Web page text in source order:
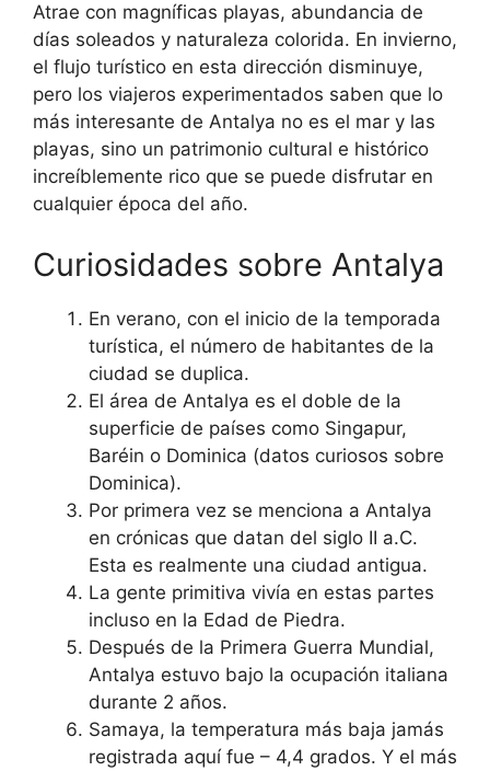
Atrae con magníficas playas, abundancia de
días soleados y naturaleza colorida. En invierno,
el flujo turístico en esta dirección disminuye,
pero los viajeros experimentados saben que lo
más interesante de Antalya no es el mar y las
playas, sino un patrimonio cultural e histórico
increíblemente rico que se puede disfrutar en
cualquier época del año.
Curiosidades sobre Antalya
En verano, con el inicio de la temporada
turística, el número de habitantes de la
ciudad se duplica.
El área de ​​​​Antalya es el doble de la
superficie de países como Singapur,
Baréin o Dominica (datos curiosos sobre
Dominica).
Por primera vez se menciona a Antalya
en crónicas que datan del siglo II a.C.
Esta es realmente una ciudad antigua.
La gente primitiva vivía en estas partes
incluso en la Edad de Piedra.
Después de la Primera Guerra Mundial,
Antalya estuvo bajo la ocupación italiana
durante 2 años.
Samaya, la temperatura más baja jamás
registrada aquí fue – 4,4 grados. Y el más